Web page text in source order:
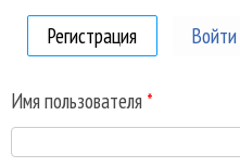
Регистрация (активнаяВойти
Имя пользователя *